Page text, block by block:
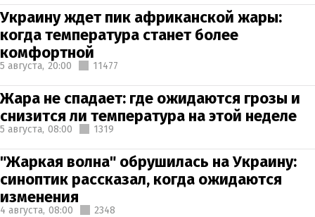
Украину ждет пик африканской жары:
когда температура станет более
комфортной
5 августа, 20:00 11477
Жара не спадает: где ожидаются грозы и
снизится ли температура на этой неделе
5 августа, 08:00 1319
"Жаркая волна" обрушилась на Украину:
синоптик рассказал, когда ожидаются
изменения
4 августа, 08:00 2348